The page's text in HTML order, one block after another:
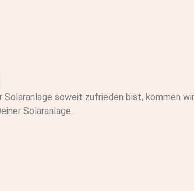
Solaranlage soweit zufrieden bist, kommen
Solaranlage.